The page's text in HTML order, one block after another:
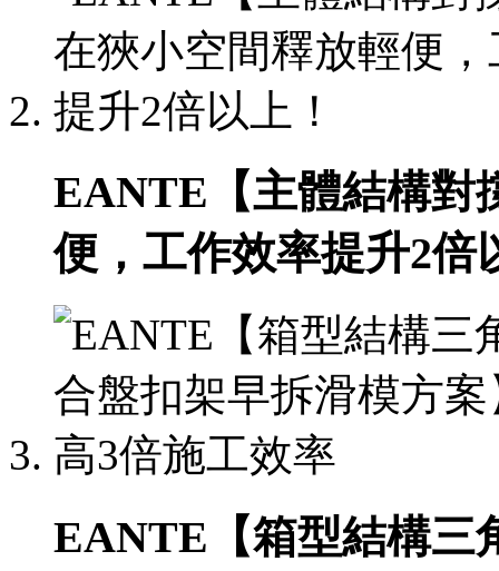
EANTE【主體結構對
便，工作效率提升2倍
EANTE【箱型結構三